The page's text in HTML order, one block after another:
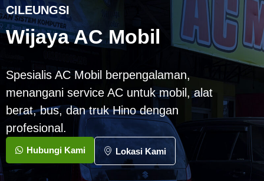
CILEUNGSI
Wijaya AC Mobil
Spesialis AC Mobil berpengalaman,
menangani service AC untuk mobil, alat
berat, bus, dan truk Hino dengan
profesional.
Hubungi Kami Lokasi Kami